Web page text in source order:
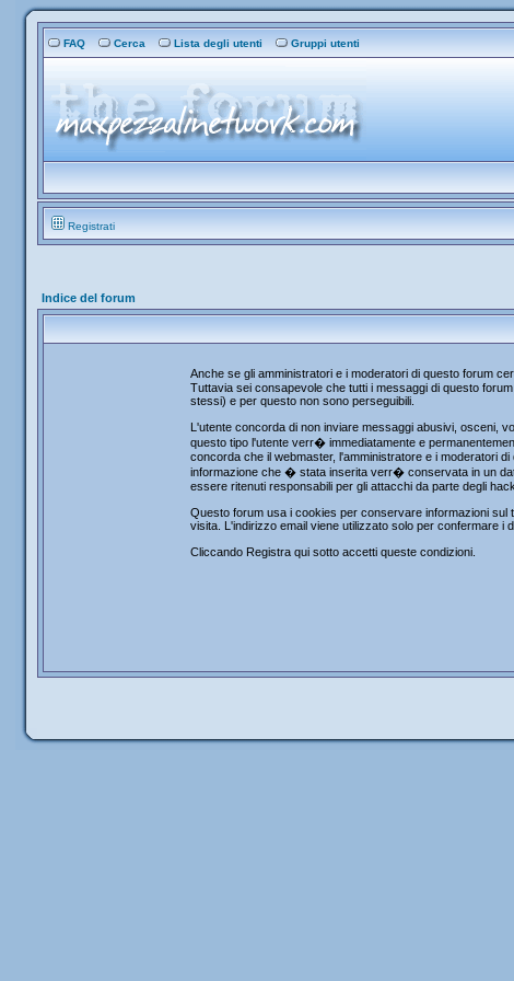
FAQ Cerca Lista degli utenti Gruppi utenti
Registrati
Indice del forum
Anche se gli amministratori e i moderatori di questo forum
Tuttavia sei consapevole che tutti i messaggi di questo
stessi) e per questo non sono perseguibili.
L'utente concorda di non inviare messaggi abusivi, osceni,
questo tipo l'utente verr� immediatamente e
concorda che il webmaster, l'amministratore e i moderatori
informazione che � stata inserita verr� conservata in un
essere ritenuti responsabili per gli attacchi da parte degli
Questo forum usa i cookies per conservare informazioni sul
visita. L'indirizzo email viene utilizzato solo per confermare i
Cliccando Registra qui sotto accetti queste condizioni.